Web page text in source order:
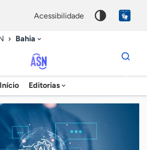
acessibilidade
Bahia
Agência
Sebrae
de
Notícias
Início Editorias
Dados
para
chave